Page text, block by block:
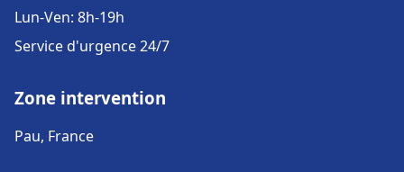
Lun-Ven: 8h-19h
Service d'urgence 24/7
Zone intervention
Pau, France